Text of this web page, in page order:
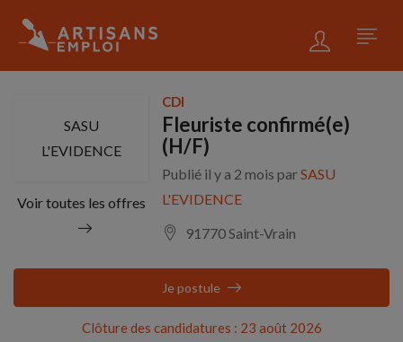
SASU
L'EVIDENCE
Voir toutes les offres
CDI
Fleuriste confirmé(e)
(H/F)
Publié il y a 2 mois parSASU
L'EVIDENCE
91770 Saint-Vrain
Clôture des candidatures : 23 août 2026
Je postule